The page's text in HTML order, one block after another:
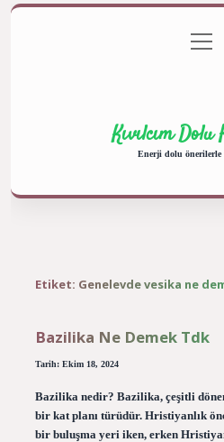
Gizlilik
menüyü
aç
Kıvılcım
Enerji dolu önerilerle
Etiket: Genelevde vesika ne
Bazilika Ne Demek Tdk
Tarih: Ekim 18, 2024
Bazilika nedir? Bazilika, çeşitli
bir kat planı türüdür. Hristiyanlık
bir buluşma yeri iken, erken